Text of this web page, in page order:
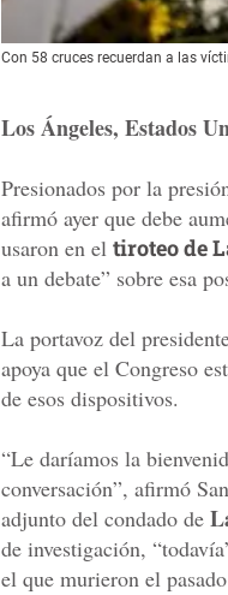
Con 58 cruces recuerdan a las
Los Ángeles, Estados
Presionados por la
afirmó ayer que debe
usaron en el tiroteo de
a un debate” sobre esa
La portavoz del
apoya que el Congreso
de esos dispositivos.
“Le daríamos la
conversación”, afirmó
adjunto del condado de
de investigación,
el que murieron el